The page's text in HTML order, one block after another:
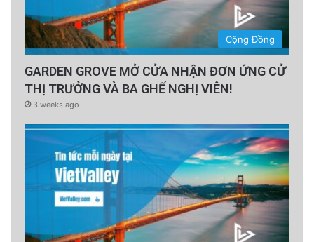
Cộng Đồng
GARDEN GROVE MỞ CỬA NHẬN ĐƠN ỨNG CỬ
THỊ TRƯỞNG VÀ BA GHẾ NGHỊ VIÊN!
3 weeks ago